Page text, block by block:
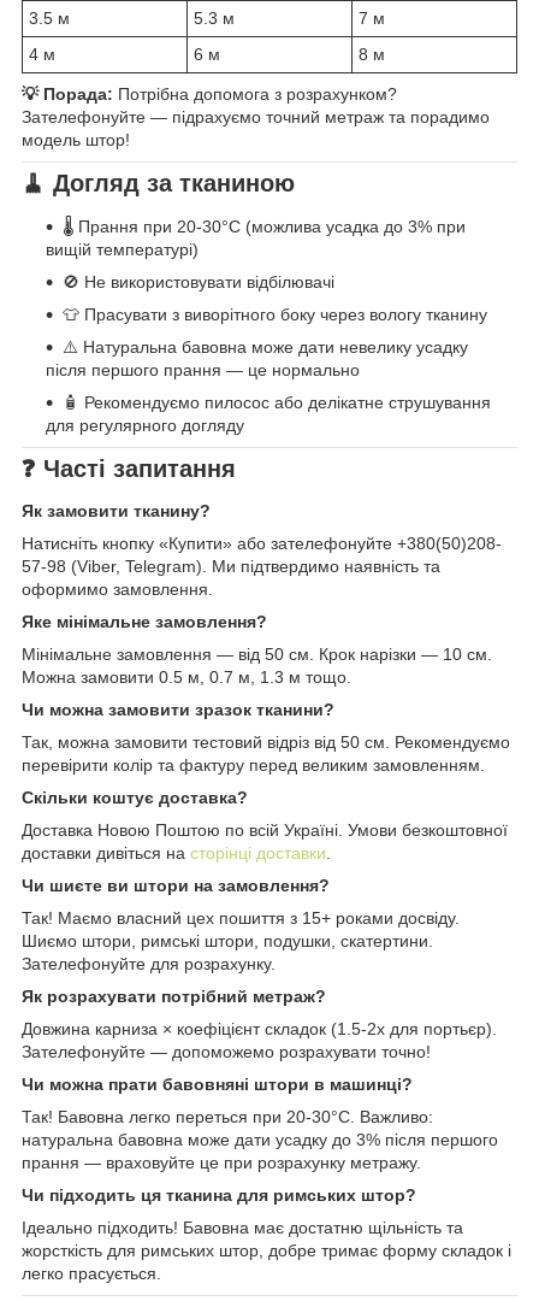
3.5 м
5.3 м
7 м
4 м
6 м 8 м
💡 Порада: Потрібна допомога з розрахунком?
Зателефонуйте — підрахуємо точний метраж та порадимо
модель штор!
🧹 Догляд за тканиною
🌡️ Прання при 20-30°C (можлива усадка до 3% при
вищій температурі)
🚫 Не використовувати відбілювачі
👕 Прасувати з виворітного боку через вологу тканину
⚠️ Натуральна бавовна може дати невелику усадку
після першого прання — це нормально
🧴 Рекомендуємо пилосос або делікатне струшування
для регулярного догляду
❓ Часті запитання
Як замовити тканину?
Натисніть кнопку «Купити» або зателефонуйте +380(50)208-
57-98 (Viber, Telegram). Ми підтвердимо наявність та
оформимо замовлення.
Яке мінімальне замовлення?
Мінімальне замовлення — від 50 см. Крок нарізки — 10 см.
Можна замовити 0.5 м, 0.7 м, 1.3 м тощо.
Чи можна замовити зразок тканини?
Так, можна замовити тестовий відріз від 50 см. Рекомендуємо
перевірити колір та фактуру перед великим замовленням.
Скільки коштує доставка?
Доставка Новою Поштою по всій Україні. Умови безкоштовної
доставки дивіться на сторінці доставки.
Чи шиєте ви штори на замовлення?
Так! Маємо власний цех пошиття з 15+ роками досвіду.
Шиємо штори, римські штори, подушки, скатертини.
Зателефонуйте для розрахунку.
Як розрахувати потрібний метраж?
Довжина карниза × коефіцієнт складок (1.5-2x для портьєр).
Зателефонуйте — допоможемо розрахувати точно!
Чи можна прати бавовняні штори в машинці?
Так! Бавовна легко переться при 20-30°C. Важливо:
натуральна бавовна може дати усадку до 3% після першого
прання — враховуйте це при розрахунку метражу.
Чи підходить ця тканина для римських штор?
Ідеально підходить! Бавовна має достатню щільність та
жорсткість для римських штор, добре тримає форму складок і
легко прасується.